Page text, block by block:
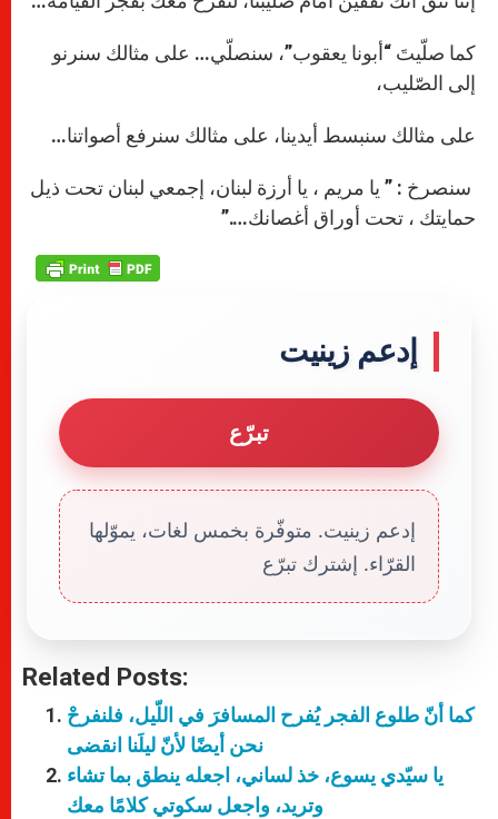
كما صلّيتَ “أبونا يعقوب”، سنصلّي… على مثالك سنرنو
إلى الصّليب،
على مثالك سنبسط أيدينا، على مثالك سنرفع أصواتنا…
سنصرخ : ” يا مريم ، يا أرزة لبنان، إجمعي لبنان تحت ذيل
حمايتك ، تحت أوراق أغصانك….”
إدعم زينيت
تبرّع
إدعم زينيت. متوفّرة بخمس لغات، يموّلها
القرّاء. إشترك تبرّع
Related Posts:
كما أنّ طلوع الفجر يُفرح المسافرَ في اللّيل، فلنفرحْ
نحن أيضًا لأنّ ليلَنا انقضى
يا سيّدي يسوع، خذ لساني، اجعله ينطق بما تشاء
وتريد، واجعل سكوتي كلامًا معك